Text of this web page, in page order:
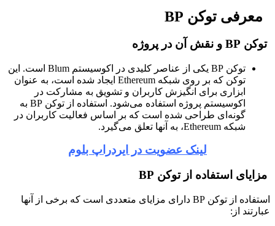
معرفی توکن BP
توکن BP و نقش آن در پروژه
توکن BP یکی از عناصر کلیدی در اکوسیستم Blum است. این
توکن که بر روی شبکه Ethereum ایجاد شده است، به عنوان
ابزاری برای انگیزش کاربران و تشویق به مشارکت در
اکوسیستم پروژه استفاده می‌شود. استفاده از توکن BP به
گونه‌ای طراحی شده است که بر اساس فعالیت کاربران در
شبکه Ethereum، به آنها تعلق می‌گیرد.
لینک عضویت در ایردراپ بلوم
مزایای استفاده از توکن BP
استفاده از توکن BP دارای مزایای متعددی است که برخی از آنها
عبارتند از: